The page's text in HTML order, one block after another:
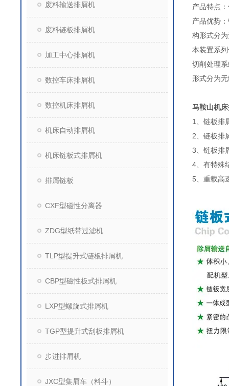
废料输送排屑机
废料链板排屑机
加工中心排屑机
数控车床排屑机
数控机床排屑机
机床自动排屑机
机床链板式排屑机
排屑链板
CXF型磁性分离器
ZDG型纸带过滤机
TLP型提升式链板排屑机
CBP型磁性板式排屑机
LXP型螺旋式排屑机
TGP型提升式刮板排屑机
步进排屑机
JXC型集屑车（料斗）
产品特点
产品优势
构形式分
本装置系
切削处理
形式分为
马鞍山机
1、链板排
2、链板排
3、链板排
4、有特殊
5、重载高